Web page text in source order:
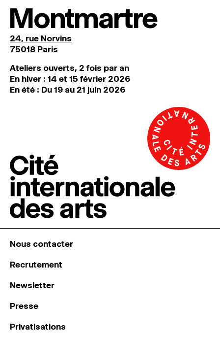
Montmartre
24, rue Norvins
75018 Paris
Ateliers ouverts, 2 fois par an
En hiver : 14 et 15 février 2026
En été : Du 19 au 21 juin 2026
Nous contacter
Recrutement
Newsletter
Presse
Privatisations